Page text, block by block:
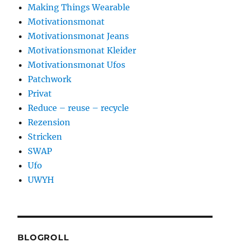
Making Things Wearable
Motivationsmonat
Motivationsmonat Jeans
Motivationsmonat Kleider
Motivationsmonat Ufos
Patchwork
Privat
Reduce – reuse – recycle
Rezension
Stricken
SWAP
Ufo
UWYH
BLOGROLL